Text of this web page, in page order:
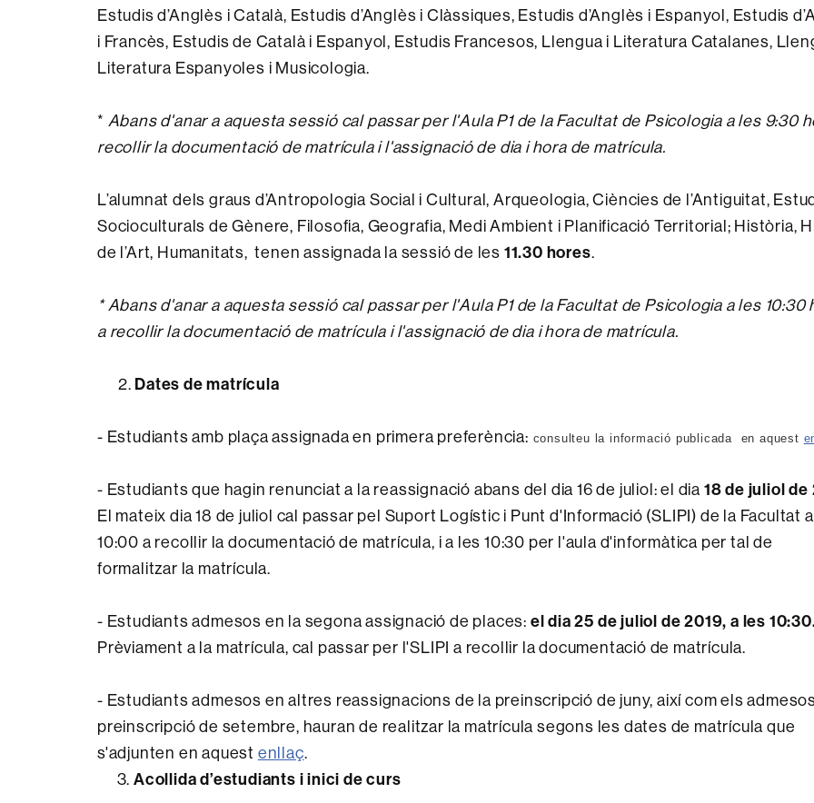
Estudis d’Anglès i Català, Estudis d’Anglès i Clàssiques, Estudis d’Anglès i Espanyol, Estudis
i Francès, Estudis de Català i Espanyol, Estudis Francesos, Llengua i Literatura Catalanes,
Literatura Espanyoles i Musicologia.
* Abans d'anar a aquesta sessió cal passar per l'Aula P1 de la Facultat de Psicologia a les 9:30
recollir la documentació de matrícula i l'assignació de dia i hora de matrícula.
L’alumnat dels graus d’Antropologia Social i Cultural, Arqueologia, Ciències de l’Antiguitat,
Socioculturals de Gènere, Filosofia, Geografia, Medi Ambient i Planificació Territorial; Història,
de l’Art, Humanitats, tenen assignada la sessió de les 11.30 hores.
* Abans d'anar a aquesta sessió cal passar per l'Aula P1 de la Facultat de Psicologia a les 10:30
a recollir la documentació de matrícula i l'assignació de dia i hora de matrícula.
2. Dates de matrícula
- Estudiants amb plaça assignada en primera preferència: consulteu la informació publicada en aquest
- Estudiants que hagin renunciat a la reassignació abans del dia 16 de juliol: el dia 18 de juliol de
El mateix dia 18 de juliol cal passar pel Suport Logístic i Punt d'Informació (SLIPI) de la Facultat
10:00 a recollir la documentació de matrícula, i a les 10:30 per l'aula d'informàtica per tal de
formalitzar la matrícula.
- Estudiants admesos en la segona assignació de places: el dia 25 de juliol de 2019, a les
Prèviament a la matrícula, cal passar per l'SLIPI a recollir la documentació de matrícula.
- Estudiants admesos en altres reassignacions de la preinscripció de juny, així com els
preinscripció de setembre, hauran de realitzar la matrícula segons les dates de matrícula que
s'adjunten en aquest enllaç.
Acollida d’estudiants i inici de curs